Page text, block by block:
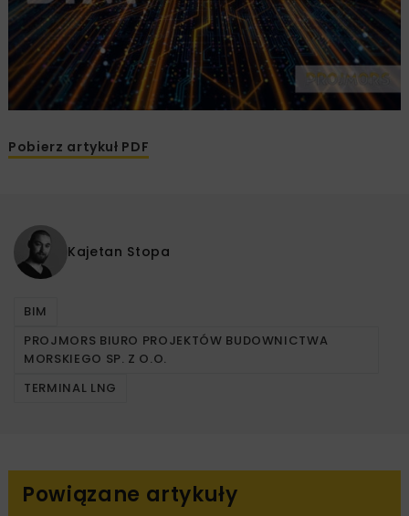
Pobierz artykuł PDF
Kajetan Stopa
BIM
PROJMORS BIURO PROJEKTÓW BUDOWNICTWA
MORSKIEGO SP. Z O.O.
TERMINAL LNG
Powiązane artykuły